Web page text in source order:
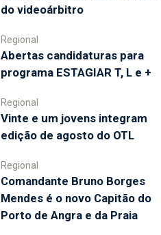
do videoárbitro
Regional
Abertas candidaturas para
programa ESTAGIAR T, L e +
Regional
Vinte e um jovens integram
edição de agosto do OTL
Regional
Comandante Bruno Borges
Mendes é o novo Capitão do
Porto de Angra e da Praia